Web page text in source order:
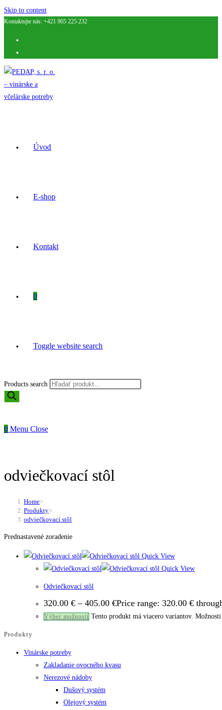
Skip to content
Kontaktujte nás: +421 905 225 232
Úvod
E-shop
Kontakt
0
Toggle website search
Products search
0 Menu Close
odviečkovací stôl
Home>
Produkty>
odviečkovací stôl
Prednastavené zoradenie
Quick View
Quick View
Odviečkovací stôl
320.00 € – 405.00 €Price range: 320.00 €
Výber možností Tento produkt má viacero variantov.
Produkty
Vinárske potreby
Zakladanie ovocného kvasu
Nerezové nádoby
Dušový systém
Olejový systém